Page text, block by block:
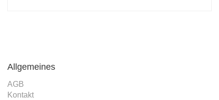
Allgemeines
AGB
Kontakt